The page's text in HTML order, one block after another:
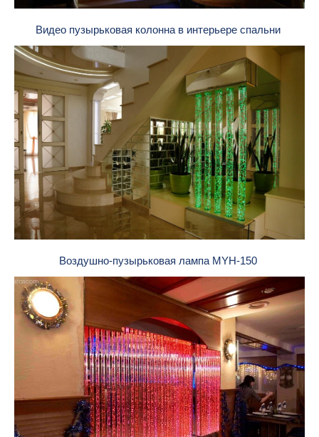
Видео пузырьковая колонна в интерьере спальни
Воздушно-пузырьковая лампа MYH-150